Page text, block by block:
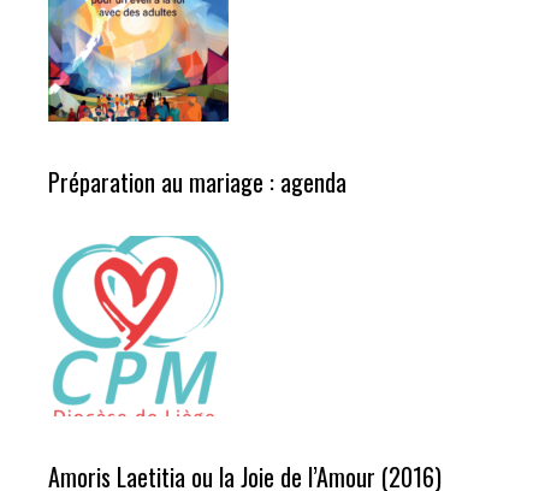
Préparation au mariage : agenda
Amoris Laetitia ou la Joie de l’Amour (2016)